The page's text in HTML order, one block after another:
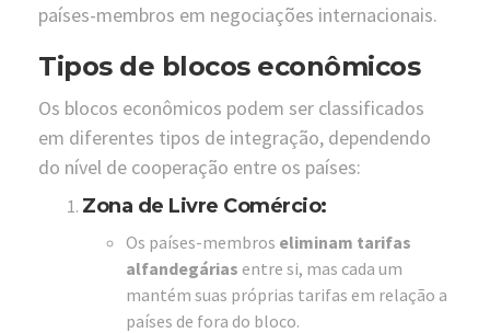
países-membros em negociações internacionais.
Tipos de blocos econômicos
Os blocos econômicos podem ser classificados
em diferentes tipos de integração, dependendo
do nível de cooperação entre os países:
Zona de Livre Comércio:
Os países-membros eliminam tarifas
alfandegárias entre si, mas cada um
mantém suas próprias tarifas em relação a
países de fora do bloco.